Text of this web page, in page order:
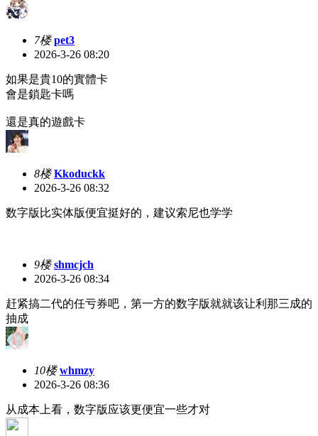
7楼 pet3
2026-3-26 08:20
如果是貴10的實體卡
會是鎖匙卡嗎
還是真的遊戲卡
8楼 Kkoduckk
2026-3-26 08:32
数字版比实体版便宜挺好的，建议索尼也学学
9楼 shmcjch
2026-3-26 08:34
赶紧搞二代的任亏券吧，第一方的数字版就就该让利那三成的
抽成
10楼 whmzy
2026-3-26 08:36
从成本上看，数字版应该更便宜一些才对